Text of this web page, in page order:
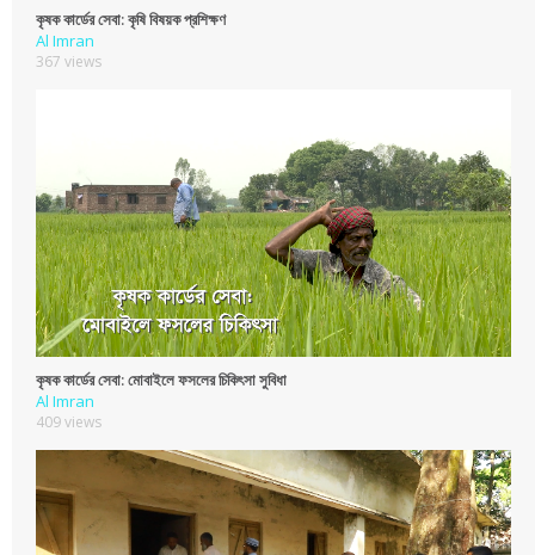
কৃষক কার্ডের সেবা: কৃষি বিষয়ক প্রশিক্ষণ
Al Imran
367 views
কৃষক কার্ডের সেবা: মোবাইলে ফসলের চিকিৎসা সুবিধা
Al Imran
409 views